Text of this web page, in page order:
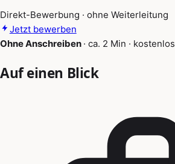
Direkt-Bewerbung · ohne Weiterleitung
Jetzt bewerben
Ohne Anschreiben · ca. 2 Min · kostenlos
Auf einen Blick